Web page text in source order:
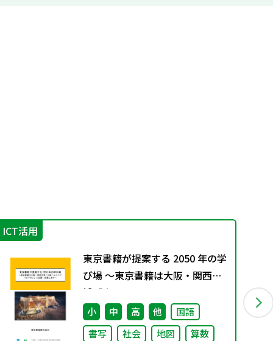
ICT活用
東京書籍が提案する 2050 年の学
び場 ～東京書籍は大阪・関西万
博「大阪ヘルスケア パビリオ
ン」に出展・協賛します～
小 中 高 他
国語
書写
社会 地図 算数